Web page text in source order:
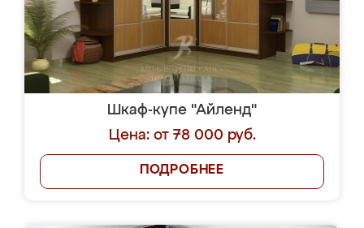
Шкаф-купе "Айленд"
Цена: от 78 000 руб.
ПОДРОБНЕЕ